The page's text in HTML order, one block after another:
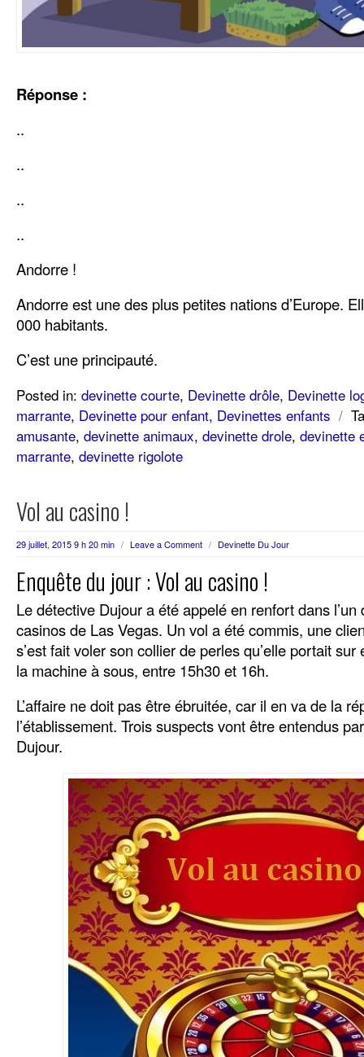
Réponse :
..
..
..
..
Andorre !
Andorre est une des plus petites nations d’Europe.
000 habitants.
C’est une principauté.
Posted in: devinette courte, Devinette drôle, Devinette
marrante, Devinette pour enfant, Devinettes enfants /
amusante, devinette animaux, devinette drole, devinette
marrante, devinette rigolote
Vol au casino !
29 juillet, 2015 9 h 20 min / Leave a Comment / Devinette Du Jour
Enquête du jour : Vol au casino !
Le détective Dujour a été appelé en renfort dans
casinos de Las Vegas. Un vol a été commis, une
s’est fait voler son collier de perles qu’elle portait sur
la machine à sous, entre 15h30 et 16h.
L’affaire ne doit pas être ébruitée, car il en va de la
l’établissement. Trois suspects vont être entendus
Dujour.